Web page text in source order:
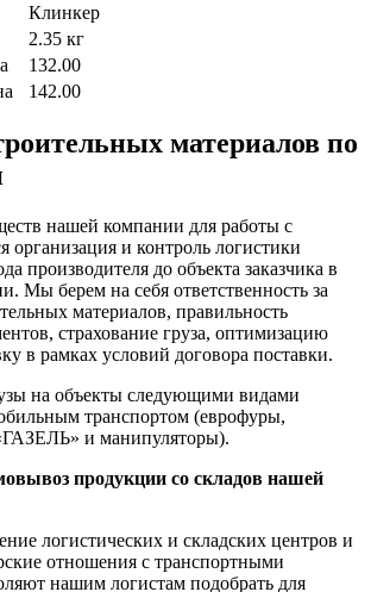
Клинкер
2.35 кг
132.00
142.00
материалов по
нашей компании для работы с
организация и контроль логистики
производителя до объекта заказчика в
Мы берем на себя ответственность за
материалов, правильность
страхование груза, оптимизацию
в рамках условий договора поставки.
на объекты следующими видами
транспортом (еврофуры,
и манипуляторы).
продукции со складов нашей
логистических и складских центров и
отношения с транспортными
нашим логистам подобрать для